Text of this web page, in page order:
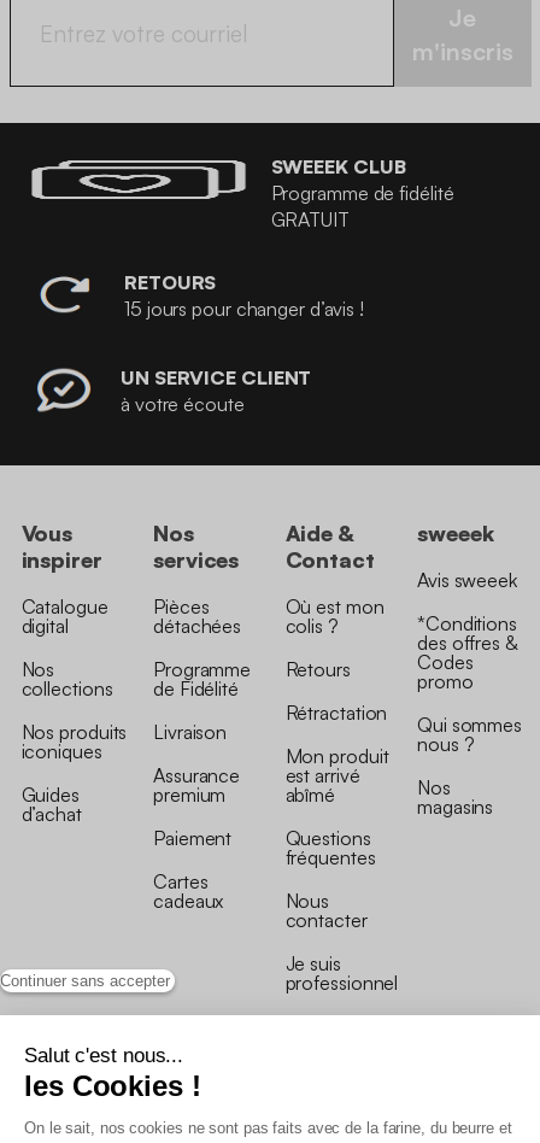
Continuer sans accepter
Salut c'est nous...
les Cookies !
On le sait, nos cookies ne sont pas faits avec de la farine, du beurre et
Je
m'inscris
SWEEEK CLUB
Programme de fidélité
GRATUIT
RETOURS
15 jours pour changer d’avis !
UN SERVICE CLIENT
à votre écoute
Vous
inspirer
Catalogue
digital
Nos
collections
Nos produits
iconiques
Guides
d’achat
Nos
services
Pièces
détachées
Programme
de Fidélité
Livraison
Assurance
premium
Paiement
Cartes
cadeaux
Aide &
Contact
Où est mon
colis ?
Retours
Rétractation
Mon produit
est arrivé
abîmé
Questions
fréquentes
Nous
contacter
Je suis
professionnel
sweeek
Avis sweeek
*Conditions
des offres &
Codes
promo
Qui sommes
nous ?
Nos
magasins
Conditions générales de vente